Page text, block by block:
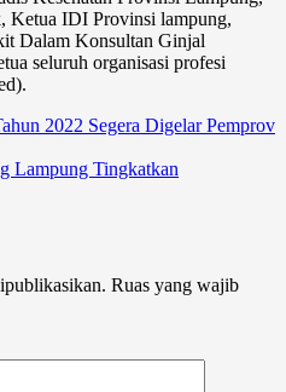
IDI Provinsi lampung,
Dalam Konsultan Ginjal
seluruh organisasi profesi
2022 Segera Digelar Pemprov
Lampung Tingkatkan
Ruas yang wajib